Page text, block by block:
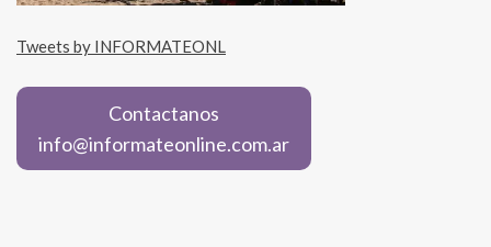
Tweets by INFORMATEONL
Contactanos
info@informateonline.com.ar